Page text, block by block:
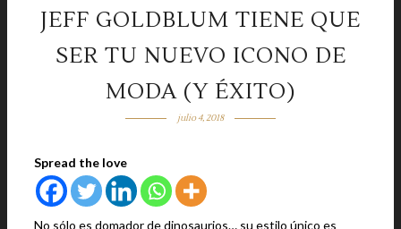
JEFF GOLDBLUM TIENE QUE
SER TU NUEVO ICONO DE
MODA (Y ÉXITO)
julio 4, 2018
Spread the love
No sólo es domador de dinosaurios… su estilo único es